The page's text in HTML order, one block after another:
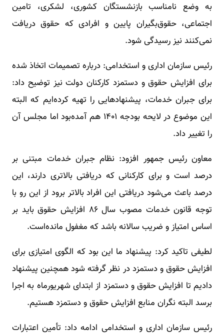
به وضع نامناسب بازنشستگان کشوری، لشکری، تامین
اجتماعی، حقوق‌بگیران پایین و افرادی که حقوق دریافت
نمی‌کنند نیز رسیدگی شود.
رئیس سازمان اداری و استخدامی: درباره تصمیمات اتخاذ شده
برای افزایش حقوق و دستمزد کارکنان دولت نیز توضیح داد:
برای جبران خدمات، پیشنهادهایی را تهیه کرده‌ایم که البته
این موضوع در لایحه بودجه ١۴٠١ هم آمده‌بود اما مجلس آن
را تغییر داد.
معاون رئیس جمهور افزود: نظام جبران خدمات مبتنی بر
درصد است و برای کارکنانی که دریافتی بالاتری دارند، این
درصد باعث می‌شود دریافتی این افراد بالاتر برود از این رو با
توجه قانون خدمات مصوب سال ٨۶ افزایش حقوق باید بر
اساس امتیاز و ضریب سالانه باشد که مغفول مانده‌است.
لطیفی تاکید کرد: پیشنهاد ما این بود که الگوی امتیازی برای
افزایش حقوق و دستمزد در نظر گرفته شود همچنین پیشنهاد
دادیم تا افزایش حقوق و دستمزد از ابتدای شهریورماه به اجرا
برسد البته نگران منابع افزایش حقوق و دستمزد هستیم.
رئیس سازمان اداری و استخدامی ادامه داد: تأمین اعتبارات